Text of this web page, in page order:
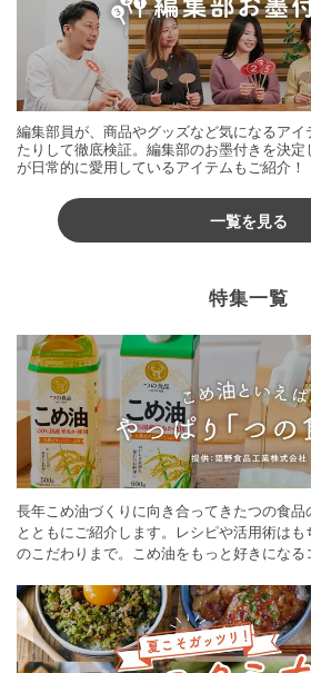
編集部員が、商品やグッズなど気になるア
たりして徹底検証。編集部のお墨付きを決
が日常的に愛用しているアイテムもご紹介！
一覧を見る
特集一覧
長年こめ油づくりに向き合ってきたつの食
とともにご紹介します。レシピや活用術は
のこだわりまで。こめ油をもっと好きにな